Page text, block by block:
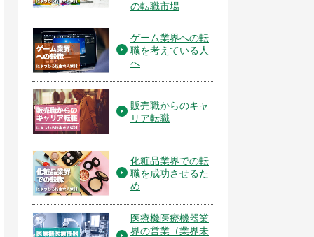
の転職市場
ゲーム業界への転
職を考えている人
へ
販売職からのキャ
リア転職
化粧品業界での転
職を成功させるた
め
医療機医療機器業
界の営業（業界未